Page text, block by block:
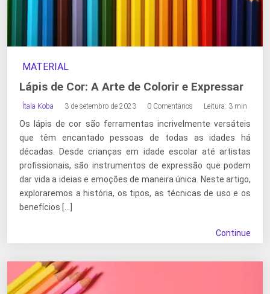
MATERIAL
Lápis de Cor: A Arte de Colorir e Expressar
Ítala Koba 3 de setembro de 2023 0 Comentários Leitura: 3 min
Os lápis de cor são ferramentas incrivelmente versáteis
que têm encantado pessoas de todas as idades há
décadas. Desde crianças em idade escolar até artistas
profissionais, são instrumentos de expressão que podem
dar vida a ideias e emoções de maneira única. Neste artigo,
exploraremos a história, os tipos, as técnicas de uso e os
benefícios […]
Continue